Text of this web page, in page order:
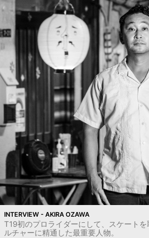
INTERVIEW - AKIRA OZAWA
T19初のプロライダーにして、スケート
ルチャーに精通した最重要人物。